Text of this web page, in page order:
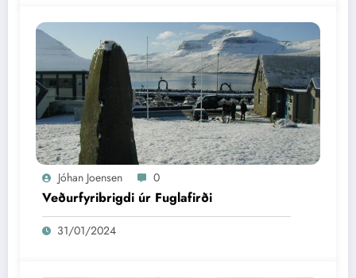
Jóhan Joensen 0
Veðurfyribrigdi úr Fuglafirði
31/01/2024